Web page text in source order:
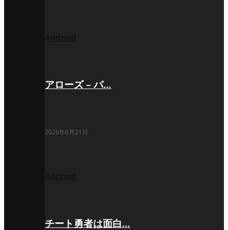
アローズ – パ…
2026年6月21日
チート勇者は面白…